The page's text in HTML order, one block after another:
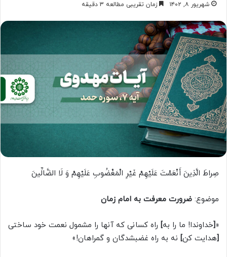
شهریور ۸, ۱۴۰۲ زمان تقریبی مطالعه 3 دقیقه
صِراطَ الَّذِینَ أَنْعَمْتَ عَلَیْهِمْ غَیْرِ الْمَغْضُوبِ عَلَیْهِمْ وَ لَا الضَّالِّینَ‏
موضوع: ضرورت معرفت به امام زمان
«
[خداوندا! ما را به] راه کسانى که آن­ها را مشمول نعمت خود ساختى
[هدایت کن] نه به راه غضب­شدگان و گمراهان!»